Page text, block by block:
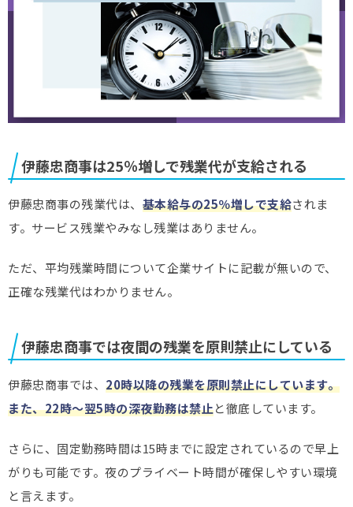
伊藤忠商事は25％増しで残業代が支給される
伊藤忠商事の残業代は、 基本給与の25％増しで支給されま
す。サービス残業やみなし残業はありません。
ただ、平均残業時間について企業サイトに記載が無いので、
正確な残業代はわかりません。
伊藤忠商事では夜間の残業を原則禁止にしている
伊藤忠商事では、 20時以降の残業を原則禁止にしています。
また、22時～翌5時の深夜勤務は禁止と徹底しています。
さらに、固定勤務時間は15時までに設定されているので早上
がりも可能です。夜のプライベート時間が確保しやすい環境
と言えます。